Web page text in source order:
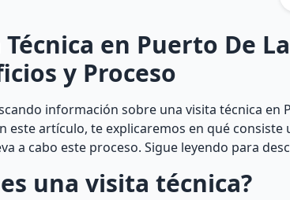
en Puerto De
y Proceso
información sobre una visita técnica en
este artículo, te explicaremos en qué
a cabo este proceso. Sigue leyendo para
una visita técnica?